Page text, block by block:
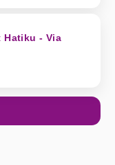
Hatiku - Via